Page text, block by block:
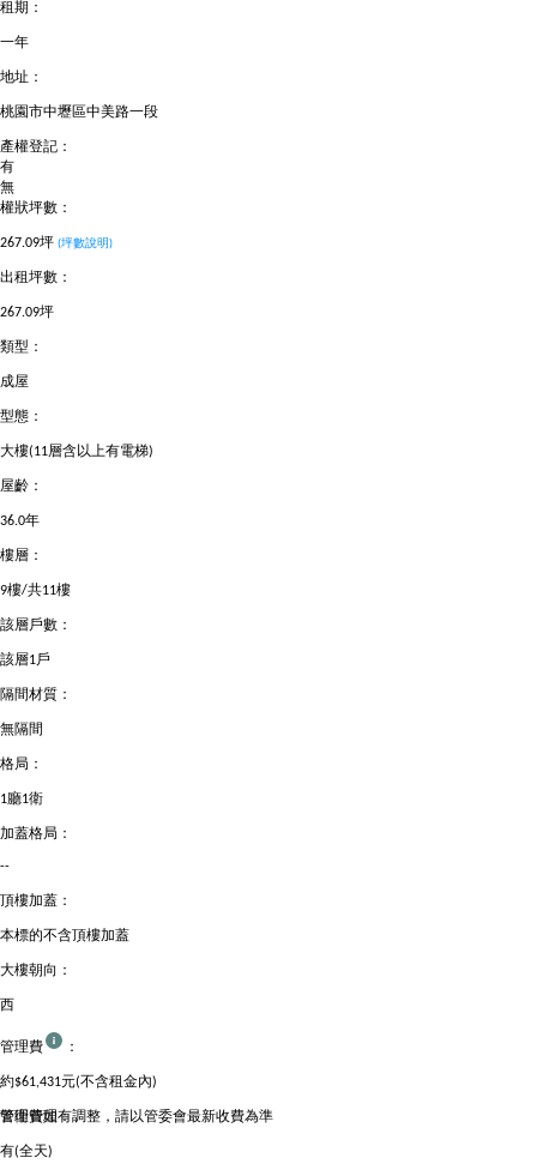
租期：
一年
地址：
桃園市中壢區中美路一段
產權登記：
有
無
權狀坪數：
267.09坪 (坪數說明)
出租坪數：
267.09坪
類型：
成屋
型態：
大樓(11層含以上有電梯)
屋齡：
36.0年
樓層：
9樓/共11樓
該層戶數：
該層1戶
隔間材質：
無隔間
格局：
1廳1衛
加蓋格局：
--
頂樓加蓋：
本標的不含頂樓加蓋
大樓朝向：
西
管理費 ：
約$61,431元(不含租金內)
管理費如有調整，請以管委會最新收費為準
警衛管理：
有(全天)